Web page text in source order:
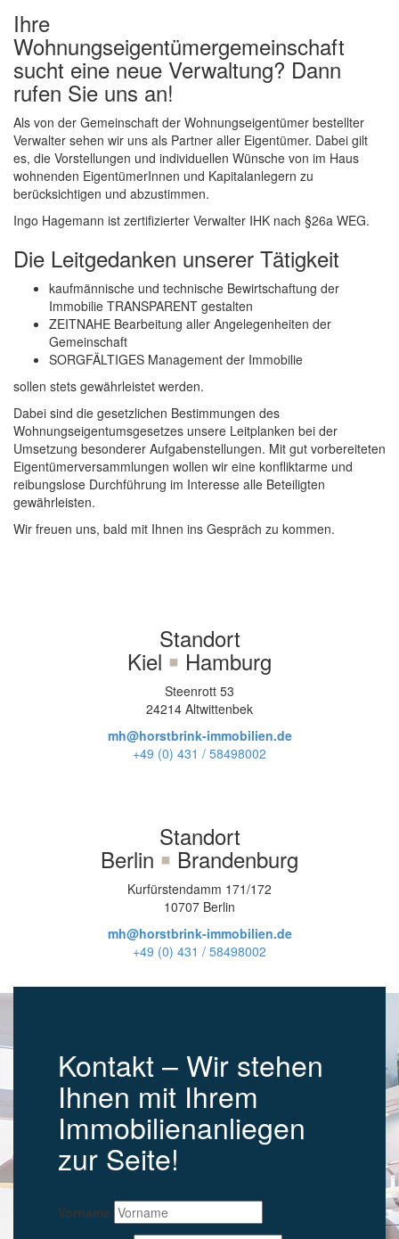
Ihre
Wohnungseigentümergemeinschaft
sucht eine neue Verwaltung? Dann
rufen Sie uns an!
Als von der Gemeinschaft der Wohnungseigentümer bestellter
Verwalter sehen wir uns als Partner aller Eigentümer. Dabei gilt
es, die Vorstellungen und individuellen Wünsche von im Haus
wohnenden EigentümerInnen und Kapitalanlegern zu
berücksichtigen und abzustimmen.
Ingo Hagemann ist zertifizierter Verwalter IHK nach §26a WEG.
Die Leitgedanken unserer Tätigkeit
kaufmännische und technische Bewirtschaftung der
Immobilie TRANSPARENT gestalten
ZEITNAHE Bearbeitung aller Angelegenheiten der
Gemeinschaft
SORGFÄLTIGES Management der Immobilie
sollen stets gewährleistet werden.
Dabei sind die gesetzlichen Bestimmungen des
Wohnungseigentumsgesetzes unsere Leitplanken bei der
Umsetzung besonderer Aufgabenstellungen. Mit gut vorbereiteten
Eigentümerversammlungen wollen wir eine konfliktarme und
reibungslose Durchführung im Interesse alle Beteiligten
gewährleisten.
Wir freuen uns, bald mit Ihnen ins Gespräch zu kommen.
Standort
Kiel ￭ Hamburg
Steenrott 53
24214 Altwittenbek
mh@horstbrink-immobilien.de
+49 (0) 431 / 58498002
Standort
Berlin ￭ Brandenburg
Kurfürstendamm 171/172
10707 Berlin
mh@horstbrink-immobilien.de
+49 (0) 431 / 58498002
Kontakt – Wir stehen
Ihnen mit Ihrem
Immobilienanliegen
zur Seite!
Vorname